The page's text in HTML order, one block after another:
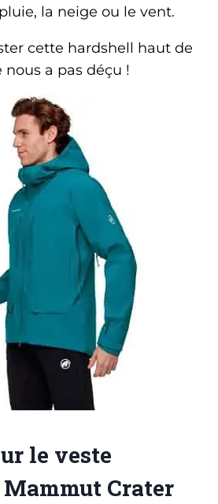
la neige ou le vent.
cette hardshell haut de
a pas déçu !
le veste
Crater